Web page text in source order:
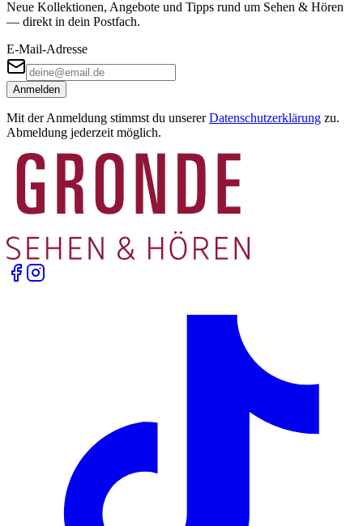
Neue Kollektionen, Angebote und Tipps rund um Sehen & Hören
— direkt in dein Postfach.
E-Mail-Adresse
Anmelden
Mit der Anmeldung stimmst du unserer Datenschutzerklärung zu.
Abmeldung jederzeit möglich.